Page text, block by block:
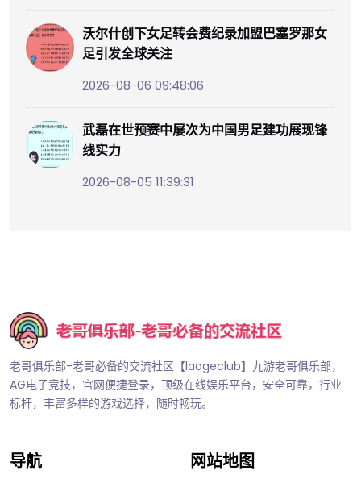
沃尔什创下女足转会费纪录加盟巴塞罗那女
足引发全球关注
2026-08-06 09:48:06
武磊在世预赛中屡次为中国男足建功展现锋
线实力
2026-08-05 11:39:31
老哥俱乐部-老哥必备的交流社区【laogeclub】九游老哥俱乐部，
AG电子竞技，官网便捷登录，顶级在线娱乐平台，安全可靠，行业
标杆，丰富多样的游戏选择，随时畅玩。
导航 网站地图